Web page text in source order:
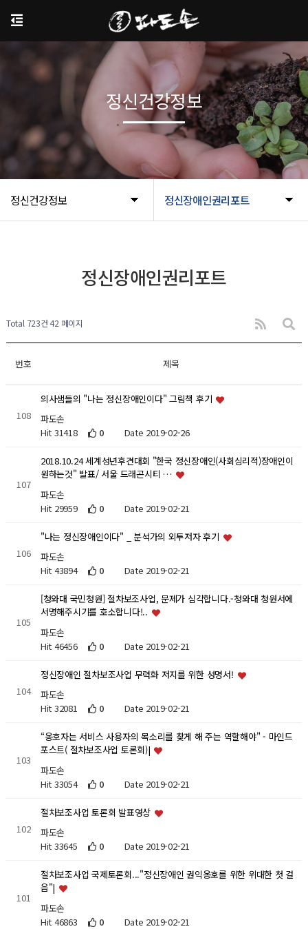
정신건강정보 정신장애인권리포트
정신건강정보
정신장애인권리포트
Total 723건 42 페이지
번호 제목
108
의사샘들의 "나는 정신장애인이다" 그림책 후기
파도손
Hit 31418
0 Date 2019-02-26
107
2018.10.24 세계성년후견대회 "한국 정신장애인(사회심리적)장애인이
원하는것" 발표/ 서울 드래곤시티 …
파도손
Hit 29959
0 Date 2019-02-21
106
"나는 정신장애인이다" _ 분석가의 외투저자 후기
파도손
Hit 43894
0 Date 2019-02-21
105
[청와대 국민청원] 절차보조사업, 문제가 심각합니다.-청와대 청원서에
서명해주시기를 호소합니다!..
파도손
Hit 46456
0 Date 2019-02-21
104
정신장애인 절차보조사업 무력화 저지를 위한 성명서!
파도손
Hit 32081
0 Date 2019-02-21
103
“옹호자는 서비스 사용자의 목소리를 찾게 해 주는 역할해야" - 마인드
포스트( 절차보조사업 토론회)|
파도손
Hit 33054
0 Date 2019-02-21
102
절차보조사업 토론회 발표영상
파도손
Hit 33645
0 Date 2019-02-21
101
절차보조사업 국제토론회..."정신장애인 권익옹호를 위한 위대한 첫 걸
음"|
파도손
Hit 46863
0 Date 2019-02-21